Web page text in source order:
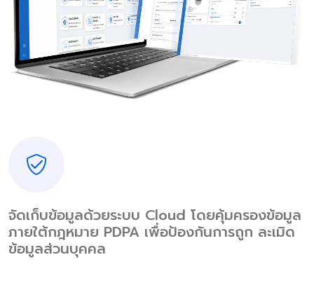
จัดเก็บข้อมูลด้วยระบบ Cloud โดยคุ้มครองข้อมูล
ภายใต้กฎหมาย PDPA เพื่อป้องกันการถูก ละเมิด
ข้อมูลส่วนบุคคล